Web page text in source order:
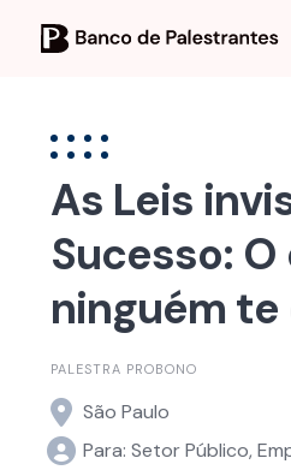
As Leis
Sucesso: O
ninguém
PALESTRA PROBONO
São Paulo
Para: Setor Público,